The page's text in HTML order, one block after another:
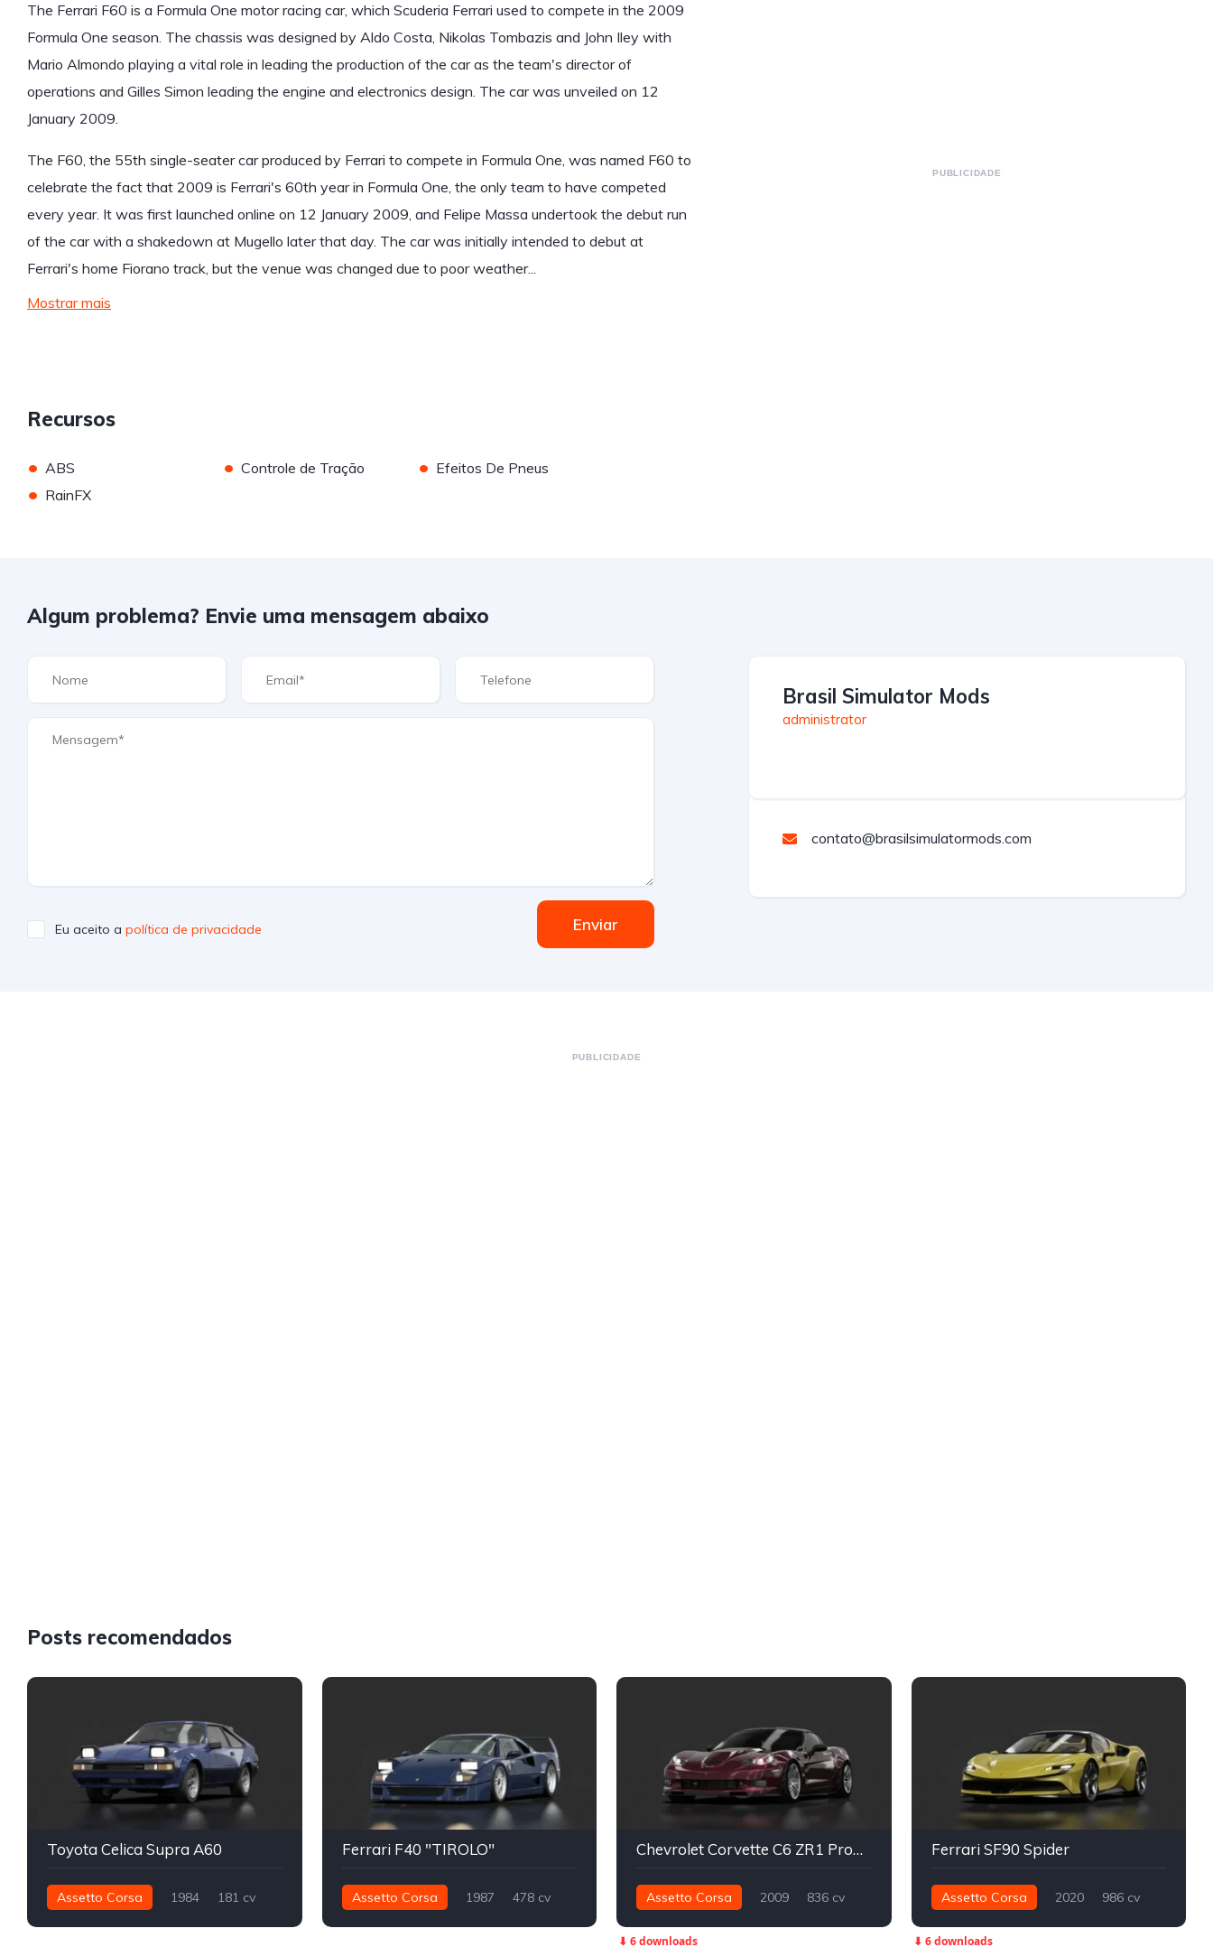
The Ferrari F60 is a Formula One motor racing car, which Scuderia Ferrari used to compete in the 2009
Formula One season. The chassis was designed by Aldo Costa, Nikolas Tombazis and John Iley with
Mario Almondo playing a vital role in leading the production of the car as the team's director of
operations and Gilles Simon leading the engine and electronics design. The car was unveiled on 12
January 2009.
The F60, the 55th single-seater car produced by Ferrari to compete in Formula One, was named F60 to
celebrate the fact that 2009 is Ferrari's 60th year in Formula One, the only team to have competed
every year. It was first launched online on 12 January 2009, and Felipe Massa undertook the debut run
of the car with a shakedown at Mugello later that day. The car was initially intended to debut at
Ferrari's home Fiorano track, but the venue was changed due to poor weather...
Mostrar mais
Recursos
• ABS • Controle de Tração • Efeitos De Pneus
• RainFX
PUBLICIDADE
Algum problema? Envie uma mensagem abaixo
Eu aceito a política de privacidade Enviar
Brasil Simulator Mods
administrator
contato@brasilsimulatormods.com
PUBLICIDADE
Posts recomendados
Toyota Celica Supra A60
Assetto Corsa 1984
181 cv
Ferrari F40 "TIROLO"
Assetto Corsa 1987
478 cv
Chevrolet Corvette C6 ZR1 ProCharged | TGA x Navva
Assetto Corsa 2009
836 cv
⬇ 6 downloads
Ferrari SF90 Spider
Assetto Corsa 2020
986 cv
⬇ 6 downloads